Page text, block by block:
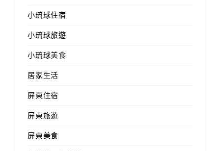
小琉球住宿
小琉球旅遊
小琉球美食
居家生活
屏東住宿
屏東旅遊
屏東美食